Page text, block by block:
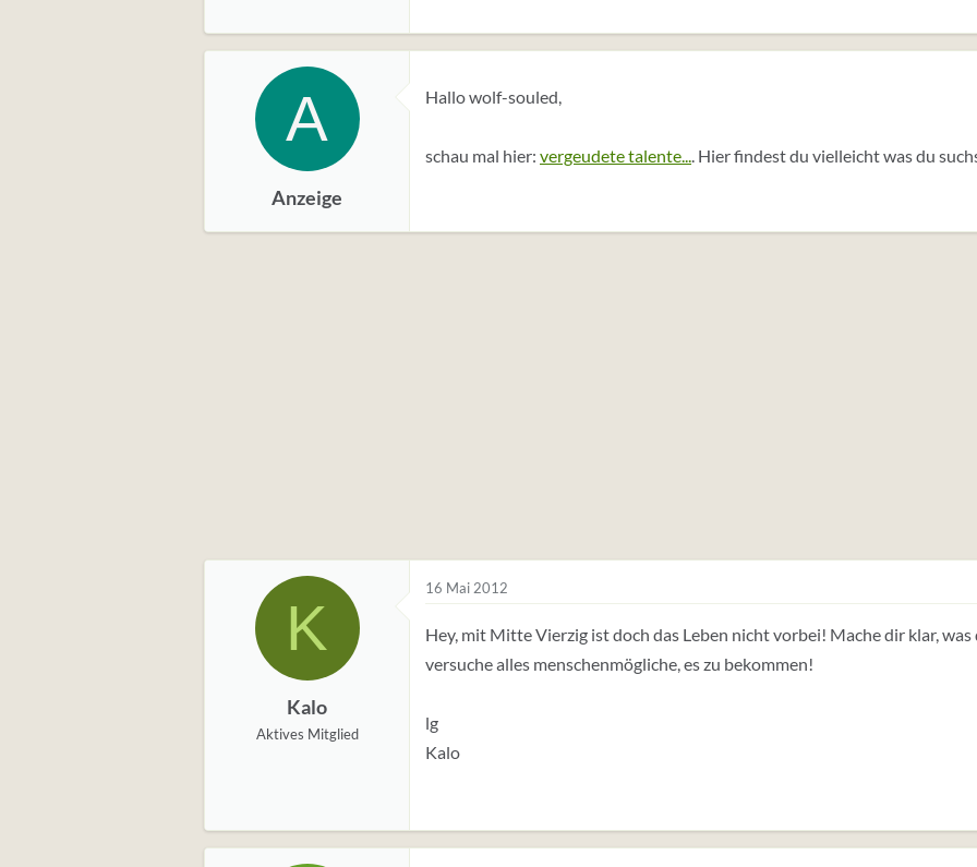
A
Anzeige
Hallo wolf-souled,
schau mal hier: vergeudete talente.... Hier findest du vielleicht was du
K
Kalo
Aktives Mitglied
16 Mai 2012
Hey, mit Mitte Vierzig ist doch das Leben nicht vorbei! Mache dir klar,
versuche alles menschenmögliche, es zu bekommen!
lg
Kalo